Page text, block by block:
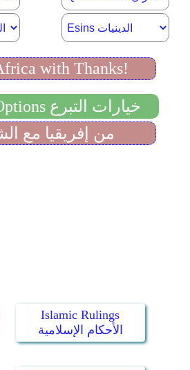
Islamic Rulings
الأحكام الإسلامية